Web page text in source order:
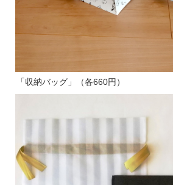
「収納バッグ」（各660円）